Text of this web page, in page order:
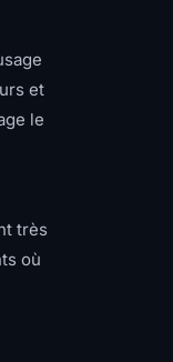
et
le
très
où